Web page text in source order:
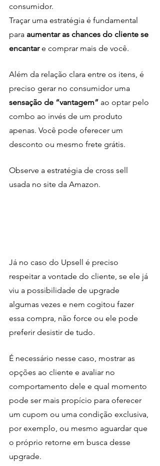
consumidor.
Traçar uma estratégia é fundamental
para aumentar as chances do cliente se
encantar e comprar mais de você.
Além da relação clara entre os itens, é
preciso gerar no consumidor uma
sensação de “vantagem” ao optar pelo
combo ao invés de um produto
apenas. Você pode oferecer um
desconto ou mesmo frete grátis.
Observe a estratégia de cross sell
usada no site da Amazon.
Já no caso do Upsell é preciso
respeitar a vontade do cliente, se ele já
viu a possibilidade de upgrade
algumas vezes e nem cogitou fazer
essa compra, não force ou ele pode
preferir desistir de tudo.
É necessário nesse caso, mostrar as
opções ao cliente e avaliar no
comportamento dele e qual momento
pode ser mais propício para oferecer
um cupom ou uma condição exclusiva,
por exemplo, ou mesmo aguardar que
o próprio retorne em busca desse
upgrade.